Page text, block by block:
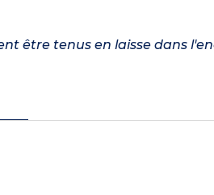
être tenus en laisse dans